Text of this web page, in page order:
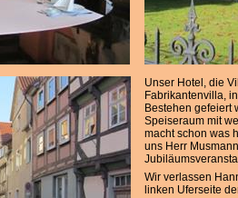
Unser Hotel, die
Fabrikantenvilla,
Bestehen gefeiert
Speiseraum mit
macht schon was
uns Herr
Wir verlassen
linken Uferseite